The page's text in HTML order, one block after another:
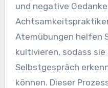
und negative
Atemübungen helfen
kultivieren, sodass
Selbstgespräch
können. Dieser